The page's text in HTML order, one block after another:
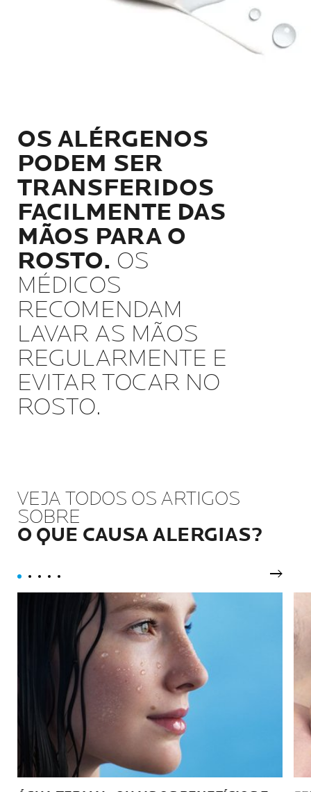
OS ALÉRGENOS
PODEM SER
TRANSFERIDOS
FACILMENTE DAS
MÃOS PARA O
ROSTO. OS
MÉDICOS
RECOMENDAM
LAVAR AS MÃOS
REGULARMENTE E
EVITAR TOCAR NO
ROSTO.
VEJA TODOS OS ARTIGOS
SOBRE
O QUE CAUSA ALERGIAS?